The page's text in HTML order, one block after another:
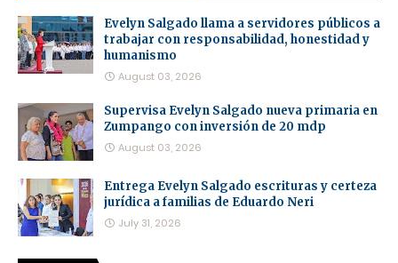
Evelyn Salgado llama a servidores públicos a
trabajar con responsabilidad, honestidad y
humanismo
August 03, 2026
Supervisa Evelyn Salgado nueva primaria en
Zumpango con inversión de 20 mdp
August 03, 2026
Entrega Evelyn Salgado escrituras y certeza
jurídica a familias de Eduardo Neri
July 31, 2026